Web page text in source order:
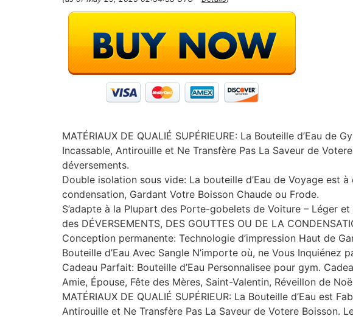
MATÉRIAUX DE QUALIÉ SUPÉRIEURE: La Bouteille d’Eau
Incassable, Antirouille et Ne Transfère Pas La Saveur de
déversements.
Double isolation sous vide: La bouteille d’Eau de Voyage est
condensation, Gardant Votre Boisson Chaude ou Frode.
S’adapte à la Plupart des Porte-gobelets de Voiture – Léger
des DÉVERSEMENTS, DES GOUTTES OU DE LA
Conception permanente: Technologie d’impression Haut de
Bouteille d’Eau Avec Sangle N’importe où, ne Vous Inquiénez
Cadeau Parfait: Bouteille d’Eau Personnalisee pour gym.
Amie, Épouse, Fête des Mères, Saint-Valentin, Réveillon de
MATÉRIAUX DE QUALIÉ SUPÉRIEUR: La Bouteille d’Eau est
Antirouille et Ne Transfère Pas La Saveur de Votere Boisson.